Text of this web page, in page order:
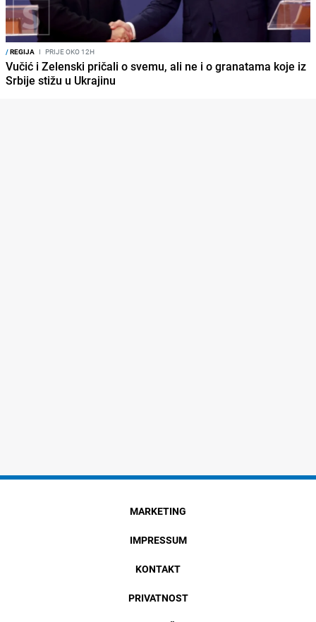
/REGIJA I PRIJE OKO 12H
Vučić i Zelenski pričali o svemu, ali ne i o granatama koje iz
Srbije stižu u Ukrajinu
MARKETING
IMPRESSUM
KONTAKT
PRIVATNOST